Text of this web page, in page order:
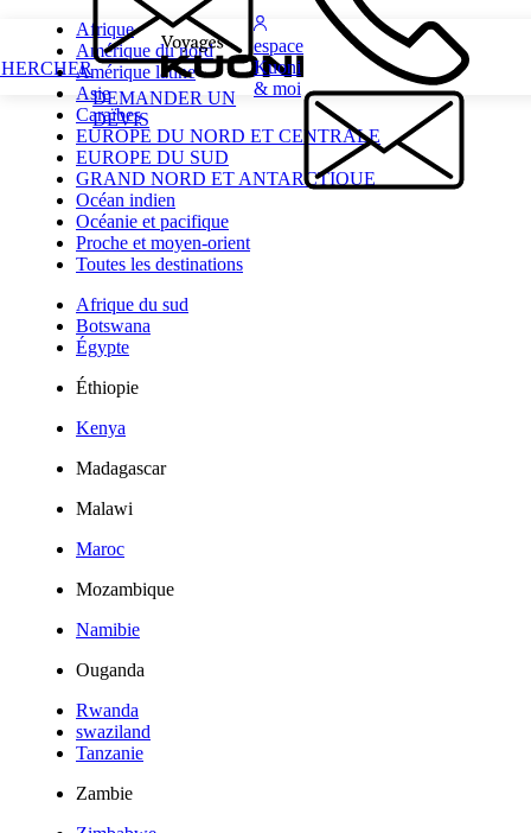
DEMANDER UN
DEVIS
espace
Kuoni
& moi
Afrique
Amérique du nord
Amérique latine
Asie
Caraïbes
EUROPE DU NORD ET CENTRALE
EUROPE DU SUD
GRAND NORD ET ANTARCTIQUE
Océan indien
Océanie et pacifique
Proche et moyen-orient
Toutes les destinations
Afrique du sud
Botswana
Égypte
Éthiopie
Kenya
Madagascar
Malawi
Maroc
Mozambique
Namibie
Ouganda
Rwanda
swaziland
Tanzanie
Zambie